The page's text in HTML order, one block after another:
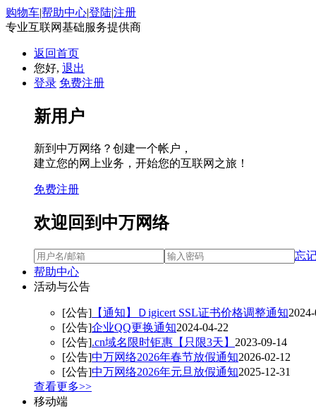
购物车|帮助中心|登陆|注册
专业互联网基础服务提供商
返回首页
您好, 退出
登录 免费注册
新用户
新到中万网络？创建一个帐户，
建立您的网上业务，开始您的互联网之旅！
免费注册
欢迎回到中万网络
忘
帮助中心
活动与公告
[公告] 【通知】Ｄigicert SSL证书价格调整通知
[公告]企业QQ更换通知2024-04-22
[公告].cn域名限时钜惠【只限3天】 2023-09-14
[公告]中万网络2026年春节放假通知2026-02-12
[公告]中万网络2026年元旦放假通知2025-12-31
查看更多>>
移动端